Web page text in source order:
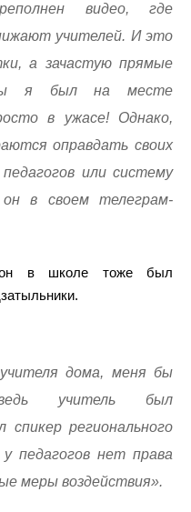
видео, где
учителей. И это
а зачастую прямые
бы я был на месте
в ужасе! Однако,
оправдать своих
или систему
в своем телеграм-
в школе тоже был
дома, меня бы
учитель был
регионального
педагогов нет права
меры воздействия».